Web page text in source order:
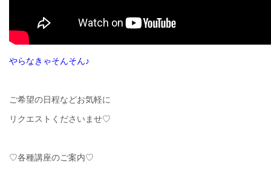
やらなきゃそんそん♪
ご希望の日程などお気軽に
リクエストくださいませ♡
♡各種講座のご案内♡